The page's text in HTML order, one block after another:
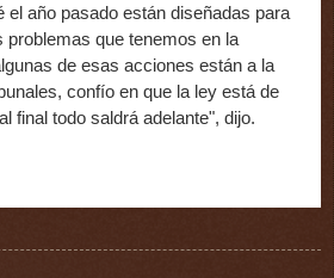
el año pasado están diseñadas para
problemas que tenemos en la
de esas acciones están a la
confío en que la ley está de
final todo saldrá adelante", dijo.